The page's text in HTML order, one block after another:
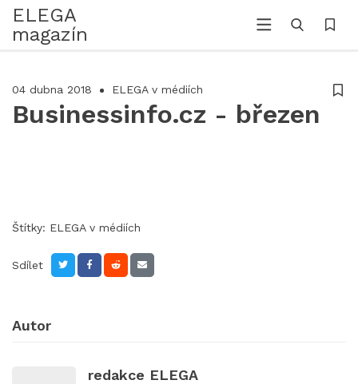
ELEGA
magazín
04 dubna 2018 ELEGA v médiích
Businessinfo.cz - březen
Štítky: ELEGA v médiích
Sdílet
Autor
redakce ELEGA